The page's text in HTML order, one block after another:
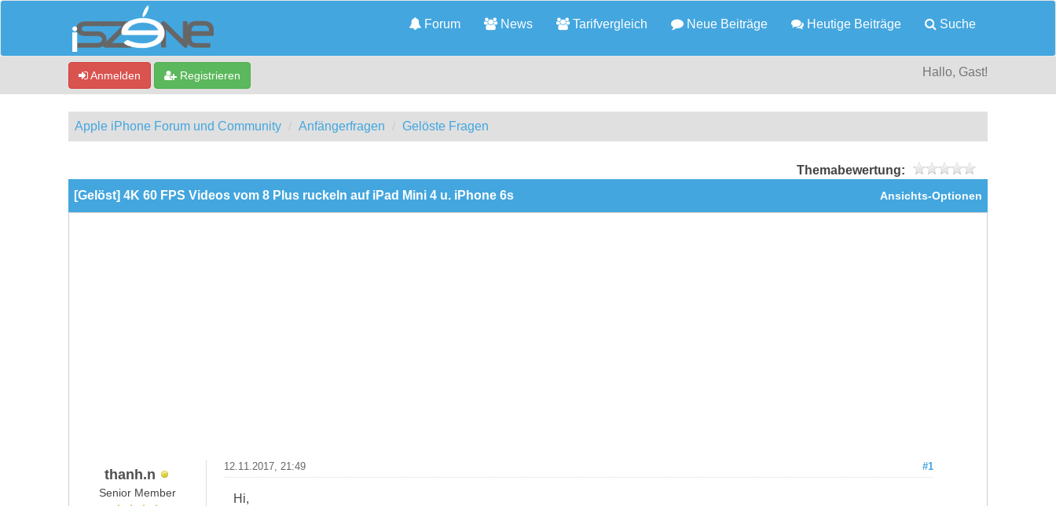
Forum News Tarifvergleich Neue Beiträge Heutige Beiträge Suche
Anmelden Registrieren Hallo, Gast!
Apple iPhone Forum und Community Anfängerfragen Gelöste Fragen
Themabewertung:
Ansichts-Optionen
[Gelöst] 4K 60 FPS Videos vom 8 Plus ruckeln auf iPad Mini 4 u. iPhone 6s
thanh.n
Senior Member
#1
12.11.2017, 21:49
Hi,